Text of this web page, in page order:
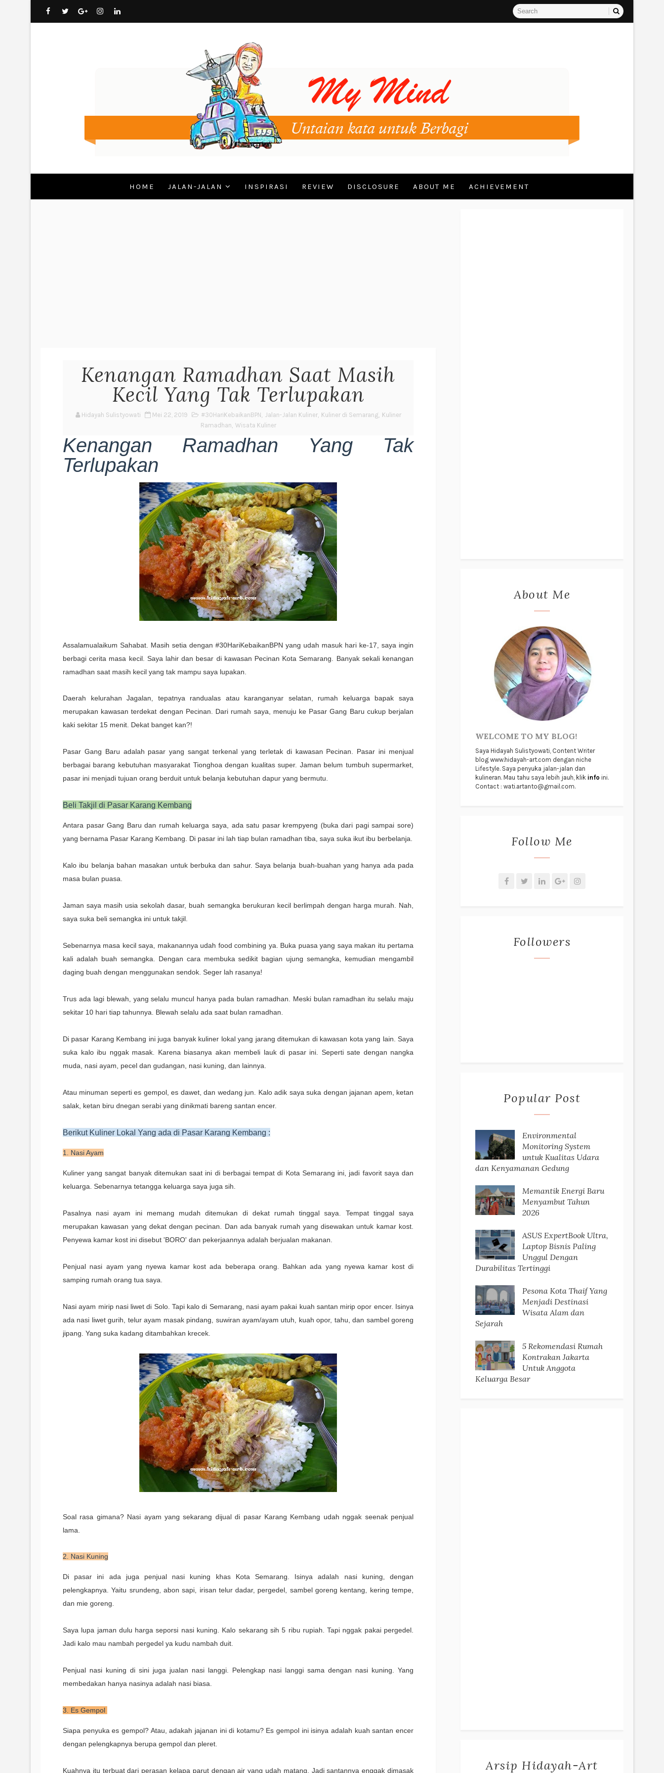
HOME JALAN-JALAN INSPIRASI REVIEW DISCLOSURE ABOUT ME ACHIEVEMENT
Kenangan Ramadhan Saat Masih
Kecil Yang Tak Terlupakan
Hidayah Sulistyowati Mei 22, 2019 #30HariKebaikanBPN, Jalan-Jalan Kuliner, Kuliner di Semarang, Kuliner
Ramadhan, Wisata Kuliner
Kenangan Ramadhan Yang Tak
Terlupakan
Assalamualaikum Sahabat. Masih setia dengan #30HariKebaikanBPN yang udah masuk hari ke-17, saya ingin
berbagi cerita masa kecil. Saya lahir dan besar di kawasan Pecinan Kota Semarang. Banyak sekali kenangan
ramadhan saat masih kecil yang tak mampu saya lupakan.
Daerah kelurahan Jagalan, tepatnya randualas atau karanganyar selatan, rumah keluarga bapak saya
merupakan kawasan terdekat dengan Pecinan. Dari rumah saya, menuju ke Pasar Gang Baru cukup berjalan
kaki sekitar 15 menit. Dekat banget kan?!
Pasar Gang Baru adalah pasar yang sangat terkenal yang terletak di kawasan Pecinan. Pasar ini menjual
berbagai barang kebutuhan masyarakat Tionghoa dengan kualitas super. Jaman belum tumbuh supermarket,
pasar ini menjadi tujuan orang berduit untuk belanja kebutuhan dapur yang bermutu.
Beli Takjil di Pasar Karang Kembang
Antara pasar Gang Baru dan rumah keluarga saya, ada satu pasar krempyeng (buka dari pagi sampai sore)
yang bernama Pasar Karang Kembang. Di pasar ini lah tiap bulan ramadhan tiba, saya suka ikut ibu berbelanja.
Kalo ibu belanja bahan masakan untuk berbuka dan sahur. Saya belanja buah-buahan yang hanya ada pada
masa bulan puasa.
Jaman saya masih usia sekolah dasar, buah semangka berukuran kecil berlimpah dengan harga murah. Nah,
saya suka beli semangka ini untuk takjil.
Sebenarnya masa kecil saya, makanannya udah food combining ya. Buka puasa yang saya makan itu pertama
kali adalah buah semangka. Dengan cara membuka sedikit bagian ujung semangka, kemudian mengambil
daging buah dengan menggunakan sendok. Seger lah rasanya!
Trus ada lagi blewah, yang selalu muncul hanya pada bulan ramadhan. Meski bulan ramadhan itu selalu maju
sekitar 10 hari tiap tahunnya. Blewah selalu ada saat bulan ramadhan.
Di pasar Karang Kembang ini juga banyak kuliner lokal yang jarang ditemukan di kawasan kota yang lain. Saya
suka kalo ibu nggak masak. Karena biasanya akan membeli lauk di pasar ini. Seperti sate dengan nangka
muda, nasi ayam, pecel dan gudangan, nasi kuning, dan lainnya.
Atau minuman seperti es gempol, es dawet, dan wedang jun. Kalo adik saya suka dengan jajanan apem, ketan
salak, ketan biru dnegan serabi yang dinikmati bareng santan encer.
Berikut Kuliner Lokal Yang ada di Pasar Karang Kembang :
1. Nasi Ayam
Kuliner yang sangat banyak ditemukan saat ini di berbagai tempat di Kota Semarang ini, jadi favorit saya dan
keluarga. Sebenarnya tetangga keluarga saya juga sih.
Pasalnya nasi ayam ini memang mudah ditemukan di dekat rumah tinggal saya. Tempat tinggal saya
merupakan kawasan yang dekat dengan pecinan. Dan ada banyak rumah yang disewakan untuk kamar kost.
Penyewa kamar kost ini disebut 'BORO' dan pekerjaannya adalah berjualan makanan.
Penjual nasi ayam yang nyewa kamar kost ada beberapa orang. Bahkan ada yang nyewa kamar kost di
samping rumah orang tua saya.
Nasi ayam mirip nasi liwet di Solo. Tapi kalo di Semarang, nasi ayam pakai kuah santan mirip opor encer. Isinya
ada nasi liwet gurih, telur ayam masak pindang, suwiran ayam/ayam utuh, kuah opor, tahu, dan sambel goreng
jipang. Yang suka kadang ditambahkan krecek.
Soal rasa gimana? Nasi ayam yang sekarang dijual di pasar Karang Kembang udah nggak seenak penjual
lama.
2. Nasi Kuning
Di pasar ini ada juga penjual nasi kuning khas Kota Semarang. Isinya adalah nasi kuning, dengan
pelengkapnya. Yaitu srundeng, abon sapi, irisan telur dadar, pergedel, sambel goreng kentang, kering tempe,
dan mie goreng.
Saya lupa jaman dulu harga seporsi nasi kuning. Kalo sekarang sih 5 ribu rupiah. Tapi nggak pakai pergedel.
Jadi kalo mau nambah pergedel ya kudu nambah duit.
Penjual nasi kuning di sini juga jualan nasi langgi. Pelengkap nasi langgi sama dengan nasi kuning. Yang
membedakan hanya nasinya adalah nasi biasa.
3. Es Gempol
Siapa penyuka es gempol? Atau, adakah jajanan ini di kotamu? Es gempol ini isinya adalah kuah santan encer
dengan pelengkapnya berupa gempol dan pleret.
Kuahnya itu terbuat dari perasan kelapa parut dengan air yang udah matang. Jadi santannya enggak dimasak
About Me
WELCOME TO MY BLOG!
Saya Hidayah Sulistyowati, Content Writer
blog www.hidayah-art.com dengan niche
Lifestyle. Saya penyuka jalan-jalan dan
kulineran. Mau tahu saya lebih jauh, klik info ini.
Contact : wati.artanto@gmail.com.
Follow Me
Followers
Popular Post
Environmental
Monitoring System
untuk Kualitas Udara
dan Kenyamanan Gedung
Memantik Energi Baru
Menyambut Tahun
2026
ASUS ExpertBook Ultra,
Laptop Bisnis Paling
Unggul Dengan
Durabilitas Tertinggi
Pesona Kota Thaif Yang
Menjadi Destinasi
Wisata Alam dan
Sejarah
5 Rekomendasi Rumah
Kontrakan Jakarta
Untuk Anggota
Keluarga Besar
Arsip Hidayah-Art